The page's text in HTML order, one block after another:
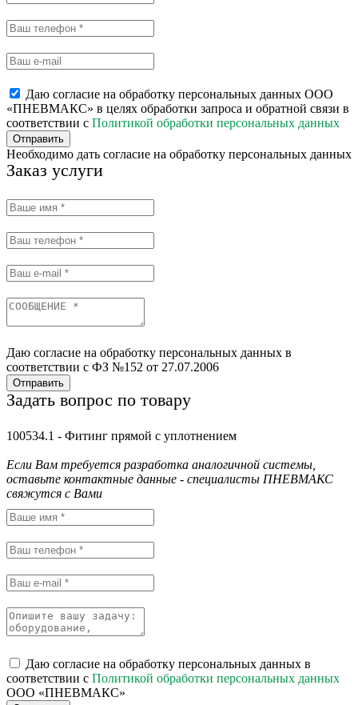
Даю согласие на обработку персональных данных ООО
«ПНЕВМАКС» в целях обработки запроса и обратной связи в
соответствии с Политикой обработки персональных данных
Отправить
Необходимо дать согласие на обработку персональных данных
Заказ услуги
Даю согласие на обработку персональных данных в
соответствии с ФЗ №152 от 27.07.2006
Отправить
Задать вопрос по товару
100534.1 - Фитинг прямой с уплотнением
Если Вам требуется разработка аналогичной системы,
оставьте контактные данные - специалисты ПНЕВМАКС
свяжутся с Вами
Даю согласие на обработку персональных данных в
соответствии с Политикой обработки персональных данных
ООО «ПНЕВМАКС»